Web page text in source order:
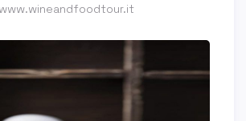
www.wineandfoodtour.it